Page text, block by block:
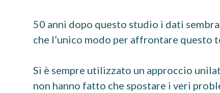
50 anni dopo questo studio i dati
che l’unico modo per affrontare questo
Si è sempre utilizzato un approccio
non hanno fatto che spostare i veri